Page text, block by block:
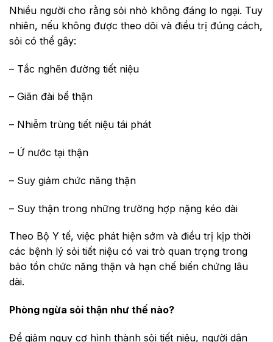
Nhiều người cho rằng sỏi nhỏ không đáng lo ngại. Tuy
nhiên, nếu không được theo dõi và điều trị đúng cách,
sỏi có thể gây:
– Tắc nghẽn đường tiết niệu
– Giãn đài bể thận
– Nhiễm trùng tiết niệu tái phát
– Ứ nước tại thận
– Suy giảm chức năng thận
– Suy thận trong những trường hợp nặng kéo dài
Theo Bộ Y tế, việc phát hiện sớm và điều trị kịp thời
các bệnh lý sỏi tiết niệu có vai trò quan trọng trong
bảo tồn chức năng thận và hạn chế biến chứng lâu
dài.
Phòng ngừa sỏi thận như thế nào?
Để giảm nguy cơ hình thành sỏi tiết niệu, người dân